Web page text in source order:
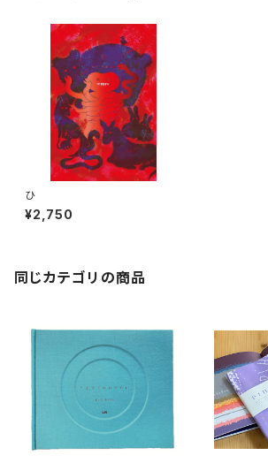
ひ
¥2,750
同じカテゴリの商品